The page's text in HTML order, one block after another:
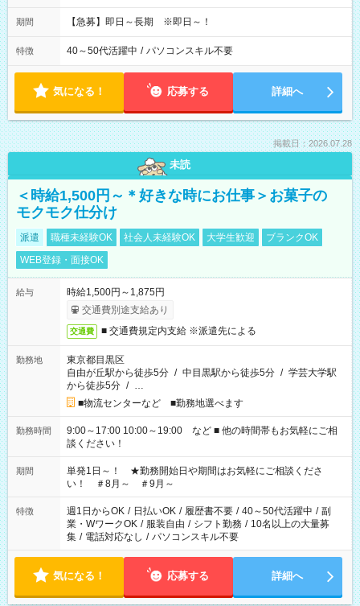
期間 【急募】即日～長期 ※即日～！
特徴 40～50代活躍中 / パソコンスキル不要
気になる！ 応募する 詳細へ
掲載日：2026.07.28
未読
＜時給1,500円～＊好きな時にお仕事＞お菓子の
モクモク仕分け
派遣 職種未経験OK 社会人未経験OK 大学生歓迎
ブランクOK
WEB登録・面接OK
給与
時給1,500円～1,875円
交通費別途支給あり
交通費 ■ 交通費規定内支給 ※派遣先による
勤務地
東京都目黒区
自由が丘駅から徒歩5分 / 中目黒駅から徒歩5分 / 学芸大学駅
から徒歩5分 / …
■物流センターなど ■勤務地選べます
勤務時間
9:00～17:00 10:00～19:00 など ■ 他の時間帯もお気軽にご相
談ください！
期間
単発1日～！ ★勤務開始日や期間はお気軽にご相談くださ
い！ ＃8月～ ＃9月～
特徴 週1日からOK / 日払いOK / 履歴書不要 / 40～50代活躍中 / 副
業・WワークOK / 服装自由 / シフト勤務 / 10名以上の大量募
集 / 電話対応なし / パソコンスキル不要
気になる！ 応募する 詳細へ